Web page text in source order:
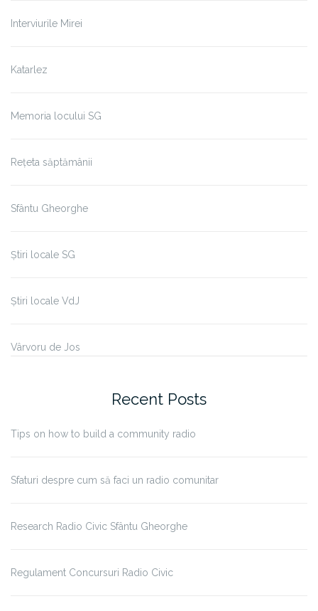
Interviurile Mirei
Katarlez
Memoria locului SG
Rețeta săptămânii
Sfântu Gheorghe
Știri locale SG
Știri locale VdJ
Vârvoru de Jos
Recent Posts
Tips on how to build a community radio
Sfaturi despre cum să faci un radio comunitar
Research Radio Civic Sfântu Gheorghe
Regulament Concursuri Radio Civic